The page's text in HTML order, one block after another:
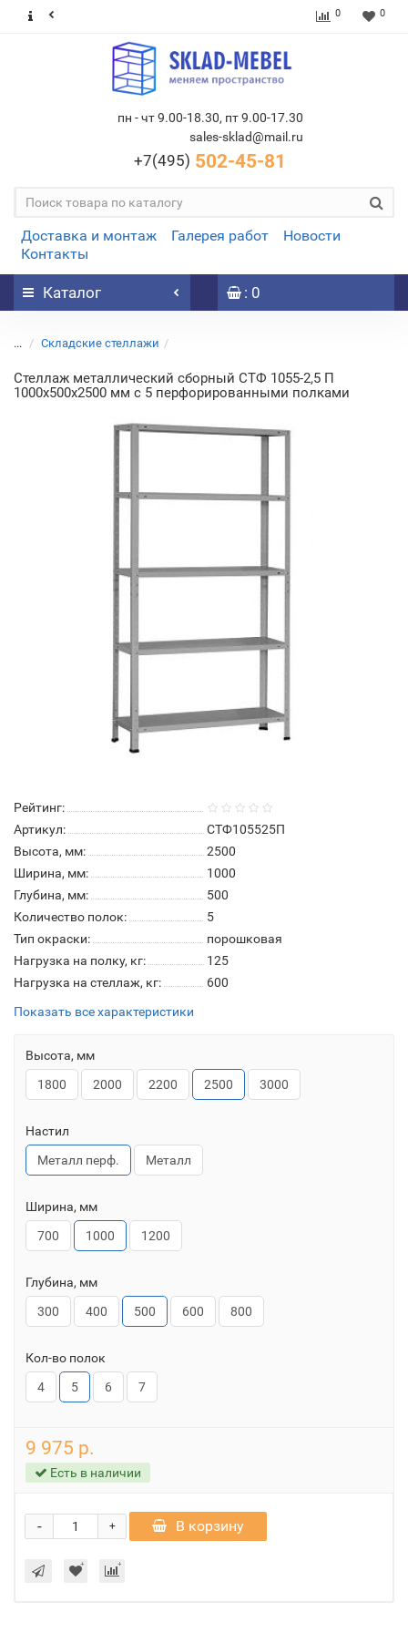
0 0
пн - чт 9.00-18.30, пт 9.00-17.30
sales-sklad@mail.ru
+7(495) 502-45-81
Доставка и монтаж Галерея работ
Новости
Контакты
Каталог : 0
... Складские стеллажи
Стеллаж металлический сборный СТФ 1055-2,5 П
1000х500х2500 мм с 5 перфорированными полками
Рейтинг:
Артикул:
СТФ105525П
Высота, мм:
2500
Ширина, мм:
1000
Глубина, мм:
500
Количество полок:
5
Тип окраски:
порошковая
Нагрузка на полку, кг:
125
Нагрузка на стеллаж, кг:
600
Показать все характеристики
Высота, мм
1800
2000 2200 2500 3000
Настил
Металл перф.
Металл
Ширина, мм
700
1000 1200
Глубина, мм
300
400 500 600 800
Кол-во полок
4
5 6 7
9 975 р.
Есть в наличии
+
- В корзину